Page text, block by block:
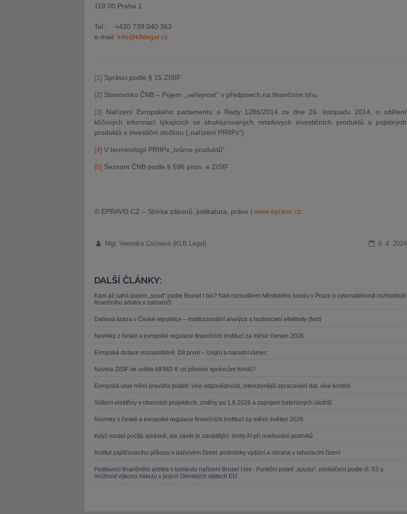
118 00 Praha 1
Tel.: +420 739 040 363
e-mail: info@klblegal.cz
[1] Správci podle § 15 ZISIF
[2] Stanovisko ČNB – Pojem ,,veřejnost‘‘ v předpisech na finančním trhu
[3] Nařízení Evropského parlamentu a Rady 1286/2014 ze dne 26. listopadu 2014, o sdělení
klíčových informací týkajících se strukturovaných retailových investičních produktů a pojistných
produktů s investiční složkou („nařízení PRIIPs“)
[4] V terminologii PRIIPs „tvůrce produktů“
[5] Seznam ČNB podle § 596 písm. e ZISIF
© EPRAVO.CZ – Sbírka zákonů, judikatura, právo | www.epravo.cz
Mgr. Veronika Civínová (KLB Legal) 8. 4. 2024
DALŠÍ ČLÁNKY:
Kam až sahá pojem „soud“ podle Brusel I bis? Nad rozsudkem Městského soudu v Praze o vykonatelnosti rozhodnutí
finančního arbitra v zahraničí
Daňová kobra v České republice – institucionální analýza a hodnocení efektivity (fwd)
Novinky z české a evropské regulace finančních institucí za měsíc červen 2026
Evropské dotace srozumitelně: Díl první – Unijní a národní rámec
Novela ZISIF ve světle AIFMD II: co přinese správcům fondů?
Evropská unie mění pravidla plateb: více odpovědnosti, intenzivnější zpracování dat, více kontrol
Sdílení elektřiny v obecních projektech, změny po 1.8.2026 a zapojení bateriových úložišť
Novinky z české a evropské regulace finančních institucí za měsíc květen 2026
Když model počítá správně, ale závěr je zavádějící: limity AI při oceňování podniků
Institut zajišťovacího příkazu v daňovém řízení: podmínky vydání a obrana v odvolacím řízení
Postavení finančního arbitra v kontextu nařízení Brusel I bis - Funkční pojetí „soudu“, osvědčení podle čl. 53 a
možnost výkonu nálezu v jiných členských státech EU